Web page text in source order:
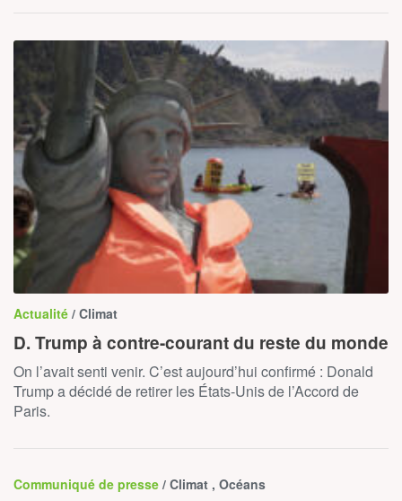
Actualité / Climat
D. Trump à contre-courant du reste du monde
On l’avait senti venir. C’est aujourd’hui confirmé : Donald
Trump a décidé de retirer les États-Unis de l’Accord de
Paris.
Communiqué de presse / Climat , Océans